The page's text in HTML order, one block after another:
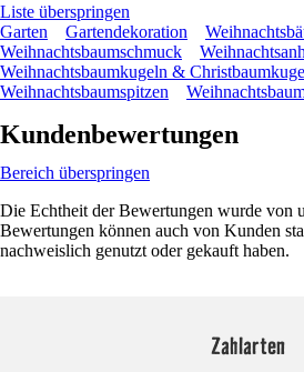
Liste überspringen
Garten
Gartendekoration
Weihnachtsbaumschmuck
Weihnachtsbaumkugeln &
Weihnachtsbaumspitzen
Kundenbewertungen
Bereich überspringen
Die Echtheit der Bewertungen wurde von
Bewertungen können auch von Kunden
nachweislich genutzt oder gekauft haben.
Zahlarten